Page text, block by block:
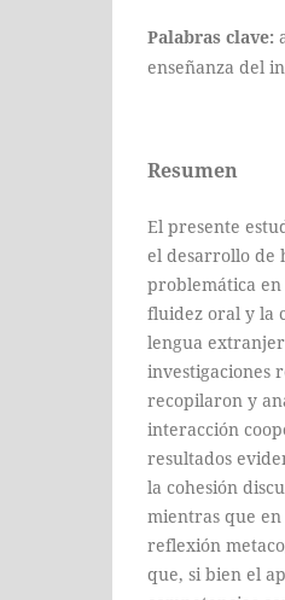
Palabras clave:
enseñanza del
Resumen
El presente
el desarrollo de
problemática
fluidez oral y la
lengua
investigaciones
recopilaron y
interacción
resultados
la cohesión
mientras que
reflexión
que, si bien el